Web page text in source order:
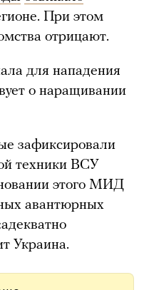
При этом
отрицают.
для нападения
о наращивании
зафиксировали
техники ВСУ
этого МИД
авантюрных
Украина.